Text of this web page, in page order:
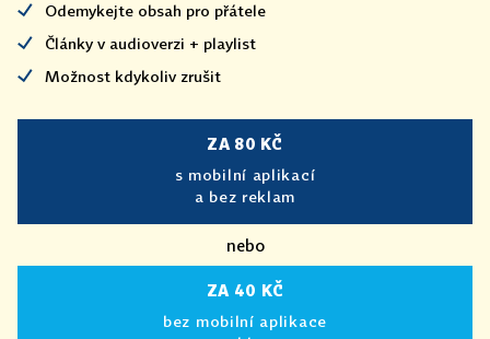
Odemykejte obsah pro přátele
Články v audioverzi + playlist
Možnost kdykoliv zrušit
ZA 80 KČ
s mobilní aplikací
a bez reklam
nebo
ZA 40 KČ
bez mobilní aplikace